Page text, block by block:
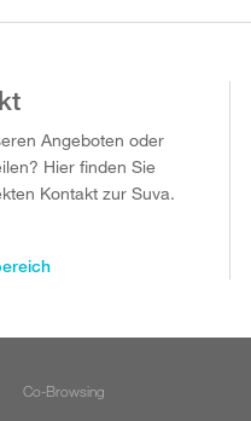
Angeboten oder
Hier finden Sie
Kontakt zur Suva.
Co-Browsing